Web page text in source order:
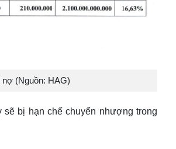
(Nguồn: HAG)
bị hạn chế chuyển nhượng trong